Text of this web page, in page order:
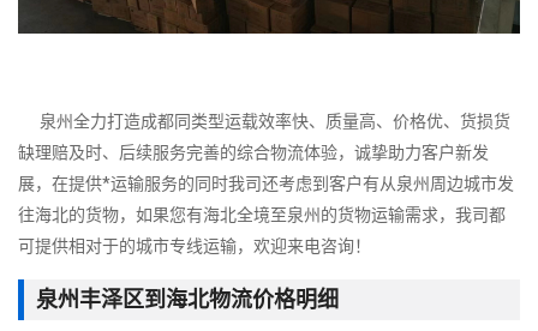
泉州全力打造成都同类型运载效率快、质量高、价格优、货损货
缺理赔及时、后续服务完善的综合物流体验，诚挚助力客户新发
展，在提供*运输服务的同时我司还考虑到客户有从泉州周边城市发
往海北的货物，如果您有海北全境至泉州的货物运输需求，我司都
可提供相对于的城市专线运输，欢迎来电咨询！
泉州丰泽区到海北物流价格明细